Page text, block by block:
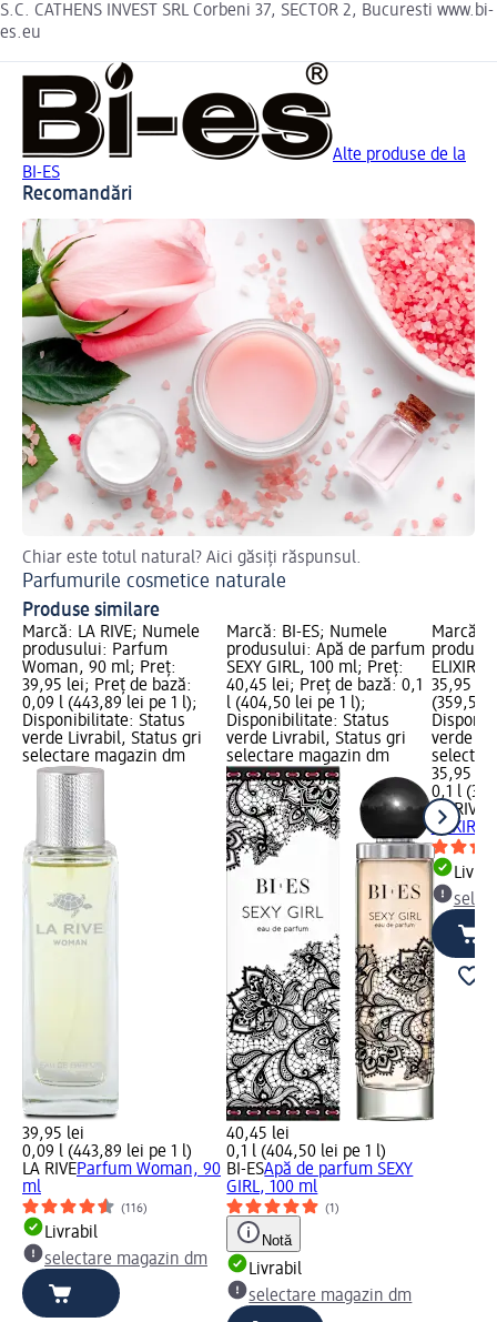
S.C. CATHENS INVEST SRL Corbeni 37, SECTOR 2, Bucuresti www.bi-
es.eu
Alte produse de la
BI-ES
Recomandări
Chiar este totul natural? Aici găsiți răspunsul.
Parfumurile cosmetice naturale
Produse similare
Marcă: LA RIVE; Numele
produsului: Parfum
Woman, 90 ml; Preț:
39,95 lei; Preț de bază:
0,09 l (443,89 lei pe 1 l);
Disponibilitate: Status
verde Livrabil, Status gri
selectare magazin dm
39,95 lei
0,09 l (443,89 lei pe 1 l)
LA RIVEParfum Woman, 90
ml
(116)
Livrabil
selectare magazin dm
Marcă: BI-ES; Numele
produsului: Apă de parfum
SEXY GIRL, 100 ml; Preț:
40,45 lei; Preț de bază: 0,1
l (404,50 lei pe 1 l);
Disponibilitate: Status
verde Livrabil, Status gri
selectare magazin dm
40,45 lei
0,1 l (404,50 lei pe 1 l)
BI-ESApă de parfum SEXY
GIRL, 100 ml
(1)
Notă
Livrabil
selectare magazin dm
Marcă:
ELIXIR,
35,95
(359,50
verde
35,95 lei
0,1 l
LA RIVE
ELIXIR,